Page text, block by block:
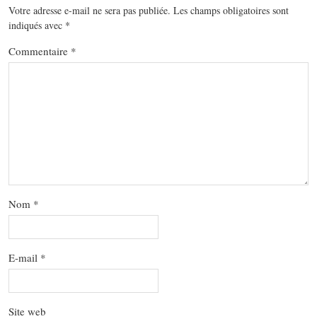
Votre adresse e-mail ne sera pas publiée. Les champs obligatoires sont
indiqués avec *
Commentaire *
Nom *
E-mail *
Site web